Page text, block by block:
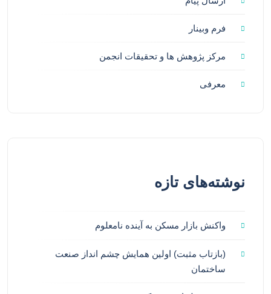
فرم وبینار
مرکز پژوهش ها و تحقیقات انجمن
معرفی
نوشته‌های تازه
واکنش بازار مسکن به آینده نامعلوم
(بازتاب مثبت) اولین همایش چشم انداز صنعت
ساختمان